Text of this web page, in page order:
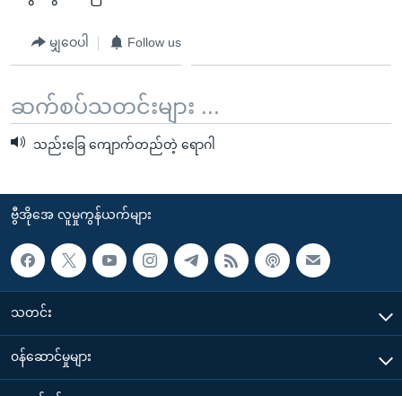
မျှဝေပါ Follow us
ဆက်စပ်သတင်းများ ...
သည်းခြေ ကျောက်တည်တဲ့ ရောဂါ
ဗွီအိုအေ လူမှုကွန်ယက်များ
သတင်း
၀န်ဆောင်မှုများ